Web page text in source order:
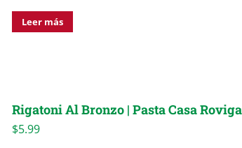
Leer más
Rigatoni Al Bronzo | Pasta Casa
$5.99